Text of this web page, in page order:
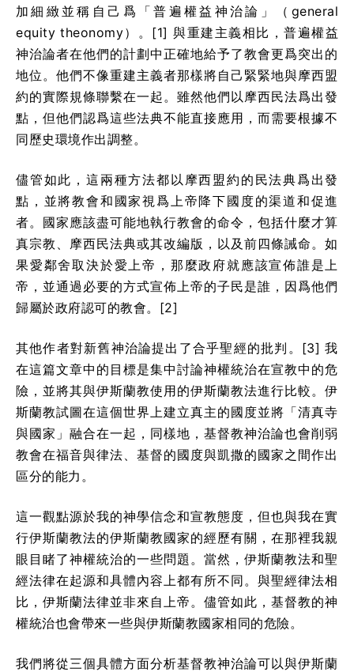
加細緻並稱自己爲「普遍權益神治論」（general
equity theonomy）。[1] 與重建主義相比，普遍權益
神治論者在他們的計劃中正確地給予了教會更爲突出的
地位。他們不像重建主義者那樣將自己緊緊地與摩西盟
約的實際規條聯繫在一起。雖然他們以摩西民法爲出發
點，但他們認爲這些法典不能直接應用，而需要根據不
同歷史環境作出調整。
儘管如此，這兩種方法都以摩西盟約的民法典爲出發
點，並將教會和國家視爲上帝降下國度的渠道和促進
者。國家應該盡可能地執行教會的命令，包括什麼才算
真宗教、摩西民法典或其改編版，以及前四條誡命。如
果愛鄰舍取決於愛上帝，那麼政府就應該宣佈誰是上
帝，並通過必要的方式宣佈上帝的子民是誰，因爲他們
歸屬於政府認可的教會。[2]
其他作者對新舊神治論提出了合乎聖經的批判。[3] 我
在這篇文章中的目標是集中討論神權統治在宣教中的危
險，並將其與伊斯蘭教使用的伊斯蘭教法進行比較。伊
斯蘭教試圖在這個世界上建立真主的國度並將「清真寺
與國家」融合在一起，同樣地，基督教神治論也會削弱
教會在福音與律法、基督的國度與凱撒的國家之間作出
區分的能力。
這一觀點源於我的神學信念和宣教態度，但也與我在實
行伊斯蘭教法的伊斯蘭教國家的經歷有關，在那裡我親
眼目睹了神權統治的一些問題。當然，伊斯蘭教法和聖
經法律在起源和具體內容上都有所不同。與聖經律法相
比，伊斯蘭法律並非來自上帝。儘管如此，基督教的神
權統治也會帶來一些與伊斯蘭教國家相同的危險。
我們將從三個具體方面分析基督教神治論可以與伊斯蘭